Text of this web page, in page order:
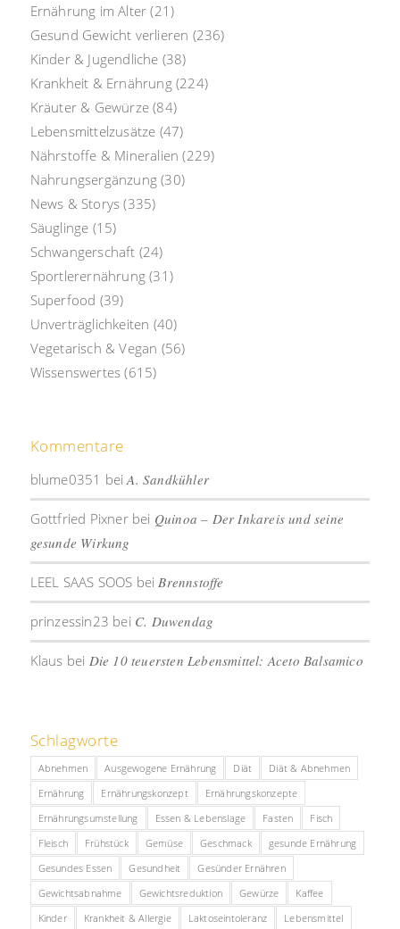
Ernährung im Alter (21)
Gesund Gewicht verlieren (236)
Kinder & Jugendliche (38)
Krankheit & Ernährung(224)
Kräuter & Gewürze (84)
Lebensmittelzusätze (47)
Nährstoffe & Mineralien (229)
Nahrungsergänzung (30)
News & Storys (335)
Säuglinge (15)
Schwangerschaft (24)
Sportlerernährung (31)
Superfood (39)
Unverträglichkeiten (40)
Vegetarisch & Vegan (56)
Wissenswertes (615)
Kommentare
blume0351 beiA. Sandkühler
Gottfried Pixnerbei Quinoa – Der Inkareis und seine
gesunde Wirkung
LEEL SAAS SOOS bei Brennstoffe
prinzessin23 bei C. Duwendag
Klaus bei Die 10 teuersten Lebensmittel: Aceto Balsamico
Schlagworte
Abnehmen Ausgewogene Ernährung Diät
Diät & Abnehmen
Ernährung
Ernährungskonzept
Ernährungskonzepte
Ernährungsumstellung
Essen & Lebenslage Fasten
Fisch
Fleisch
Frühstück Gemüse Geschmack
gesunde Ernährung
Gesundes Essen
Gesundheit
Gesünder Ernähren
Gewichtsabnahme
Gewichtsreduktion Gewürze
Kaffee
Kinder
Krankheit & Allergie Laktoseintoleranz Lebensmittel